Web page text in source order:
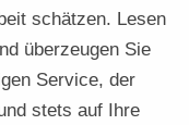
schätzen. Lesen
überzeugen Sie
Service, der
stets auf Ihre